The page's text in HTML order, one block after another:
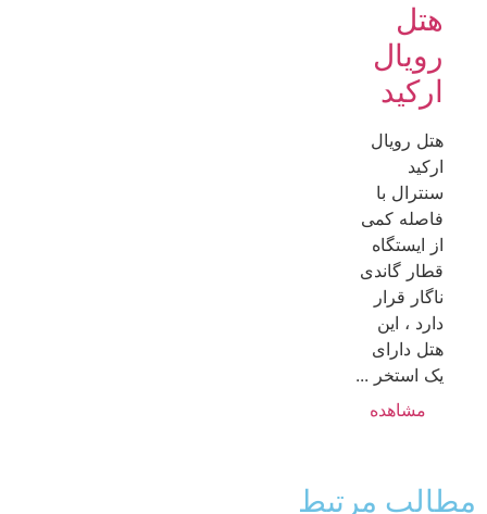
هتل
رویال
ارکید
هتل رویال
ارکید
سنترال با
فاصله کمی
از ایستگاه
قطار گاندی
ناگار قرار
دارد ، این
هتل دارای
یک استخر ...
مشاهده
مرتبط